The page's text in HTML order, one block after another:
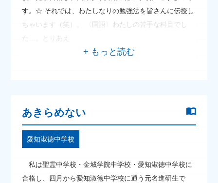
す。☆ それでは、わたしなりの勉強法を皆さんに伝授し
ちゃいます（笑）。 〈国語〉わたしの苦手な科目でし
た…。とりあえ
あきらめない
愛知淑徳中学校
私は聖霊中学校・金城学院中学校・愛知淑徳中学校に
合格し、四月から愛知淑徳中学校に通う元名進研生で